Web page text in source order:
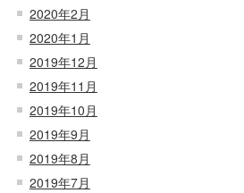
2020年2月
2020年1月
2019年12月
2019年11月
2019年10月
2019年9月
2019年8月
2019年7月